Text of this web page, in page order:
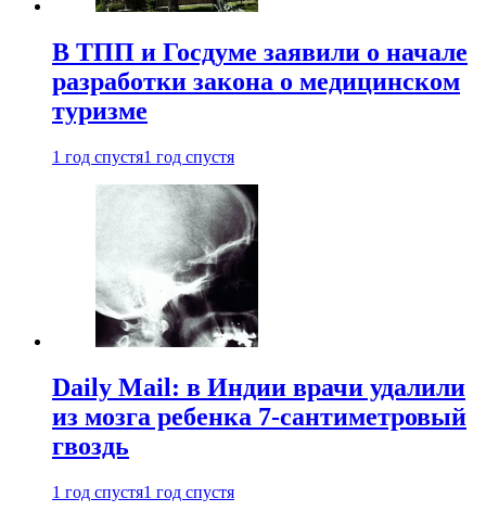
В ТПП и Госдуме заявили о начале
разработки закона о медицинском
туризме
1 год спустя1 год спустя
Daily Mail: в Индии врачи удалили
из мозга ребенка 7-сантиметровый
гвоздь
1 год спустя1 год спустя